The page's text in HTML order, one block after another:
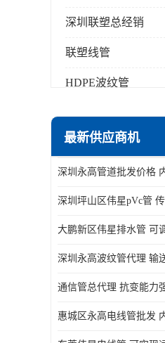
深圳联塑总经销
联塑线管
HDPE波纹管
最新供应商机